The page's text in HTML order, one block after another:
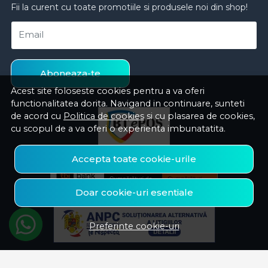
Acest site foloseste cookies pentru a va oferi
functionalitatea dorita. Navigand in continuare, sunteti
de acord cu Politica de cookies si cu plasarea de cookies,
cu scopul de a va oferi o experienta imbunatatita.
Accepta toate cookie-urile
Doar cookie-uri esentiale
Preferinte cookie-uri
Fii la curent cu toate promotiile si produsele noi din shop!
Email
Aboneaza-te